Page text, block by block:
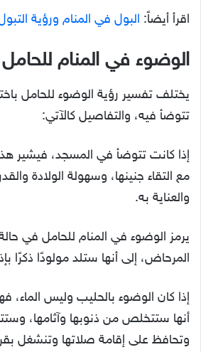
اقرأ أيضاً: البول في المنام ورؤية
الوضوء في المنام للحامل
يختلف تفسير رؤية الوضوء للحامل
تتوضأ فيه، والتفاصيل كالآتي:
إذا كانت تتوضأ في المسجد، فيشير
مع التقاء جنينها، وسهولة الولادة
والعناية به.
يرمز الوضوء في المنام للحامل في
المرحاض، إلى أنها ستلد مولودًا ذكرًا
إذا كان الوضوء بالحليب وليس الماء،
أنها ستتخلص من ذنوبها وآثامها،
وتحافظ على إقامة صلاتها وتنشغل